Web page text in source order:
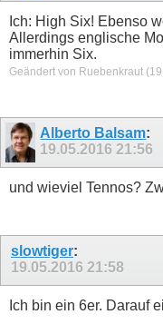
Ich: High Six! Ebenso
Allerdings englische
immerhin Six.
Geändert von Ruebenkraut
Alberto Balsam:
19.05.201621:56
und wieviel Tennos?
slowtiger:
19.05.2016 21:58
Ich bin ein 6er. Darauf